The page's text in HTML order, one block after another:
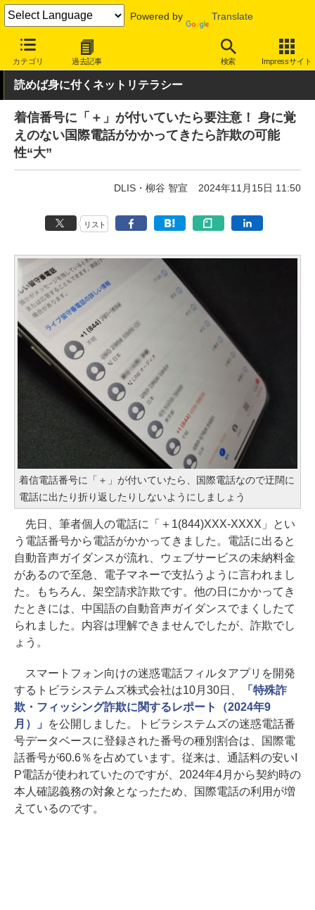
Powered by Translate
カテゴリ 過去記事 検索 Impressサイト
INTERNET Watch トピック 詐欺/フィッシング
読めば身に付くネットリテラシー
着信番号に「＋」が付いていたら要注意！ 身に覚
えのない国際電話がかかってきたら詐欺の可能
性“大”
DLIS・柳谷 智宣 2024年11月15日 11:50
リスト
着信電話番号に「＋」が付いていたら、国際電話なので迂闊に
電話に出たり折り返したりしないようにしましょう
先日、筆者個人の電話に「＋1(844)XXX-XXXX」とい
う電話番号から電話がかかってきました。電話に出ると
自動音声ガイダンスが流れ、ウェブサービスの未納料金
があるので至急、電子マネーで支払うように言われまし
た。もちろん、架空請求詐欺です。他の日にかかってき
たときには、中国語の自動音声ガイダンスでまくしたて
られました。内容は理解できませんでしたが、詐欺でし
ょう。
スマートフォン向けの迷惑電話フィルタアプリを開発
するトビラシステムズ株式会社は10月30日、
「特殊詐
欺・フィッシング詐欺に関するレポート（2024年9
月）」
を公開しました。トビラシステムズの迷惑電話番
号データベースに登録された番号の種別割合は、国際電
話番号が60.6％を占めています。従来は、通話料の安いI
P電話が使われていたのですが、2024年4月から契約時の
本人確認義務の対象となったため、国際電話の利用が増
えているのです。